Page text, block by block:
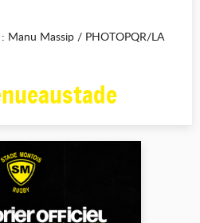
Massip / PHOTOPQR/LA